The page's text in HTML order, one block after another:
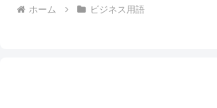
ホーム ビジネス用語